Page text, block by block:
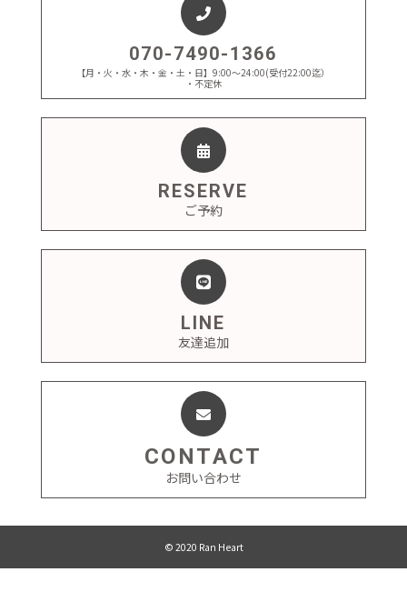
070-7490-1366
【月・火・水・木・金・土・日】9:00～24:00(受付22:00迄）
・不定休
RESERVE
ご予約
LINE
友達追加
CONTACT
お問い合わせ
© 2020 Ran Heart